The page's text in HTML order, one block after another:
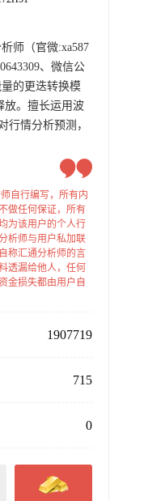
师（官微:xa587
、微信公
的更迭转换模
放。擅长运用波
行情分析预测，
自行编写，所有内
做任何保证，所有
为该用户的个人行
析师与用户私加联
称汇通分析师的言
透漏给他人，任何
金损失都由用户自
1907719
715
0